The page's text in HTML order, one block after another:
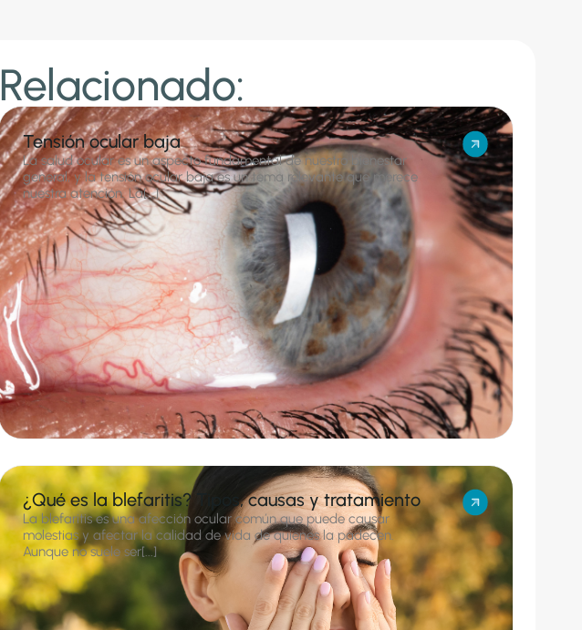
Relacionado:
Tensión ocular baja
La salud ocular es un aspecto fundamental de nuestro bienestar
general, y la tensión ocular baja es un tema relevante que merece
nuestra atención. La[...]
¿Qué es la blefaritis? Tipos, causas y tratamiento
La blefaritis es una afección ocular común que puede causar
molestias y afectar la calidad de vida de quienes la padecen.
Aunque no suele ser[...]